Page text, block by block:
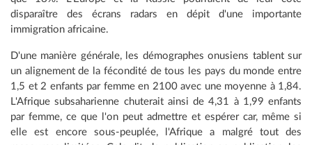
disparaître des écrans radars en dépit d'une importante
immigration africaine.
D'une manière générale, les démographes onusiens tablent sur
un alignement de la fécondité de tous les pays du monde entre
1,5 et 2 enfants par femme en 2100 avec une moyenne à 1,84.
L'Afrique subsaharienne chuterait ainsi de 4,31 à 1,99 enfants
par femme, ce que l'on peut admettre et espérer car, même si
elle est encore sous-peuplée, l'Afrique a malgré tout des